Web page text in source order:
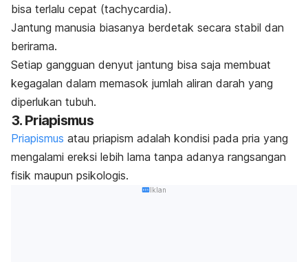
bisa terlalu cepat (tachycardia).
Jantung manusia biasanya berdetak secara stabil dan
berirama.
Setiap gangguan denyut jantung bisa saja membuat
kegagalan dalam memasok jumlah aliran darah yang
diperlukan tubuh.
3. Priapismus
Priapismus atau priapism adalah kondisi pada pria yang
mengalami ereksi lebih lama tanpa adanya rangsangan
fisik maupun psikologis.
Iklan